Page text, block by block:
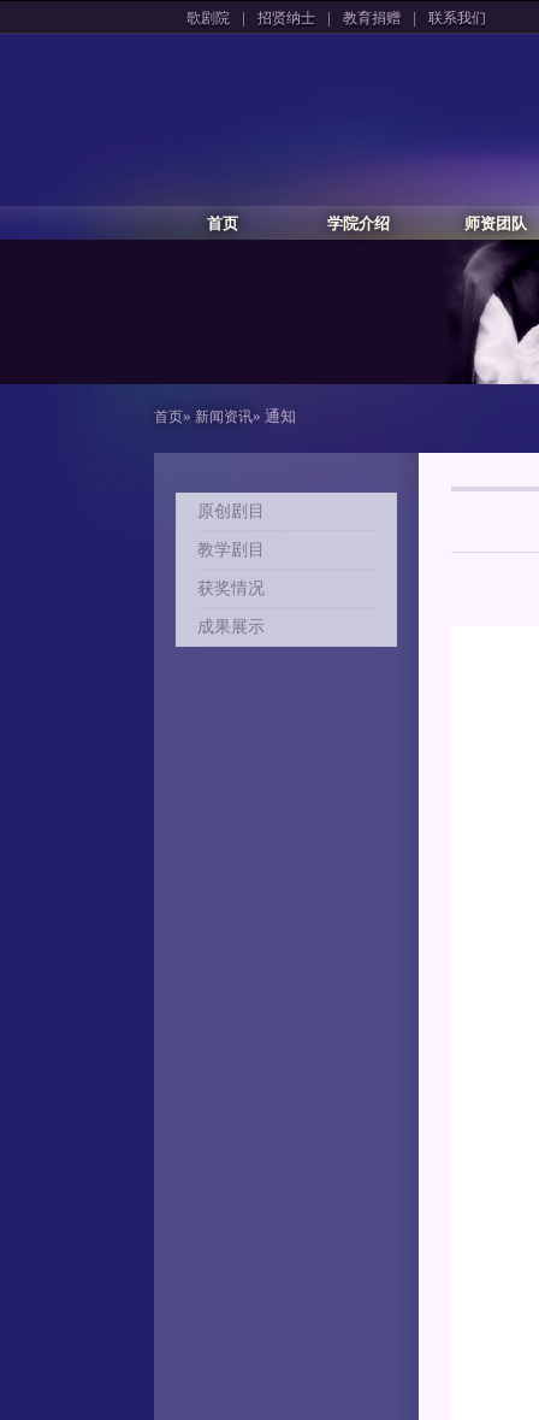
歌剧院 | 招贤纳士 | 教育捐赠 | 联系我们
首页 学院介绍 师资团队
首页» 新闻资讯» 通知
原创剧目
教学剧目
获奖情况
成果展示